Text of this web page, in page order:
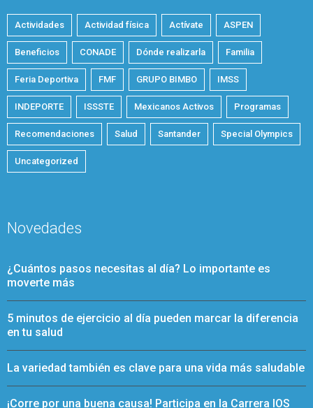
Actividades Actividad física Actívate ASPEN
Beneficios CONADE Dónde realizarla Familia
Feria Deportiva FMF GRUPO BIMBO IMSS
INDEPORTE ISSSTE Mexicanos Activos Programas
Recomendaciones Salud Santander Special Olympics
Uncategorized
Novedades
¿Cuántos pasos necesitas al día? Lo importante es
moverte más
5 minutos de ejercicio al día pueden marcar la diferencia
en tu salud
La variedad también es clave para una vida más saludable
¡Corre por una buena causa! Participa en la Carrera IOS